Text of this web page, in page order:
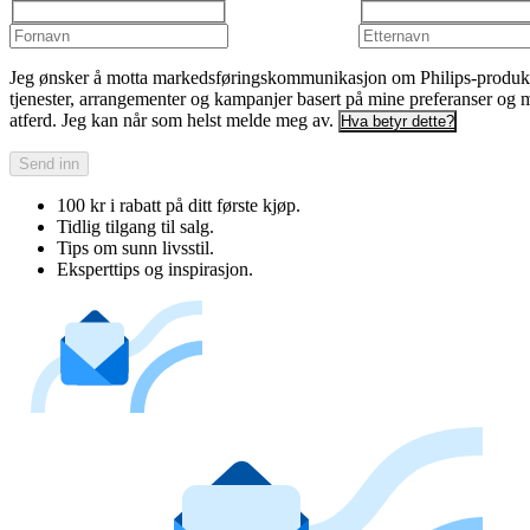
Jeg ønsker å motta markedsføringskommunikasjon om Philips-
tjenester, arrangementer og kampanjer basert på mine preferanser og
atferd. Jeg kan når som helst melde meg av. Hva betyr dette?
Send inn
100 kr i rabatt på ditt første kjøp.
Tidlig tilgang til salg.
Tips om sunn livsstil.
Eksperttips og inspirasjon.